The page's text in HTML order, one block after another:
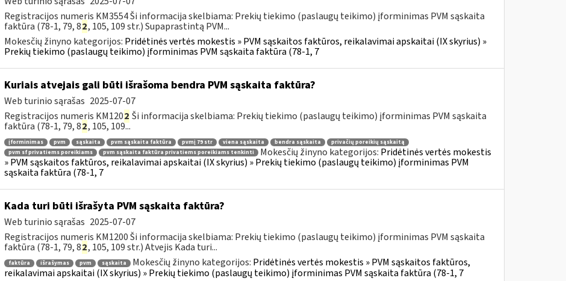
Registracijos numeris KM3554 Ši informacija skelbiama: Prekių tiekimo (paslaugų teikimo) įforminimas PVM sąskaita
faktūra (78-1, 79, 82, 105, 109 str.) Supaprastintą PVM...
Mokesčių žinyno kategorijos: Pridėtinės vertės mokestis » PVM sąskaitos faktūros, reikalavimai apskaitai (IX skyrius) »
Prekių tiekimo (paslaugų teikimo) įforminimas PVM sąskaita faktūra (78-1, 7
Kuriais atvejais gali būti išrašoma bendra PVM sąskaita faktūra?
Web turinio sąrašas 2025-07-07
Registracijos numeris KM1202 Ši informacija skelbiama: Prekių tiekimo (paslaugų teikimo) įforminimas PVM sąskaita
faktūra (78-1, 79, 82, 105, 109...
įforminimas pvm sąskaita pvm sąskaita faktūra pvmį 79 str viena sąskaita bendra sąskaita
privačių poreikių sąskaitą
pvm sf privatiems poreikiams
pvm sąskaita faktūra privatiems poreikiams tenkinti Mokesčių žinyno kategorijos: Pridėtinės vertės mokestis
» PVM sąskaitos faktūros, reikalavimai apskaitai (IX skyrius) » Prekių tiekimo (paslaugų teikimo) įforminimas PVM
sąskaita faktūra (78-1, 7
Kada turi būti išrašyta PVM sąskaita faktūra?
Web turinio sąrašas 2025-07-07
Registracijos numeris KM1200 Ši informacija skelbiama: Prekių tiekimo (paslaugų teikimo) įforminimas PVM sąskaita
faktūra (78-1, 79, 82, 105, 109 str.) Atvejis Kada turi...
faktūra išrašymas pvm sąskaita Mokesčių žinyno kategorijos: Pridėtinės vertės mokestis » PVM sąskaitos faktūros,
reikalavimai apskaitai (IX skyrius) » Prekių tiekimo (paslaugų teikimo) įforminimas PVM sąskaita faktūra (78-1, 7